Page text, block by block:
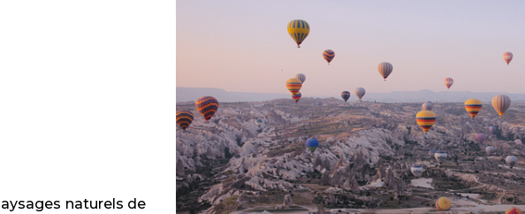
naturels de